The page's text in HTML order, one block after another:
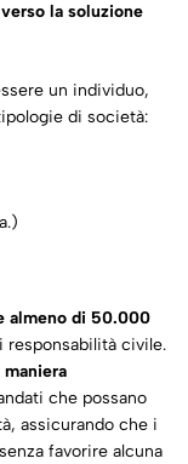
la soluzione
un individuo,
di società:
almeno di 50.000
responsabilità civile.
che possano
assicurando che i
favorire alcuna